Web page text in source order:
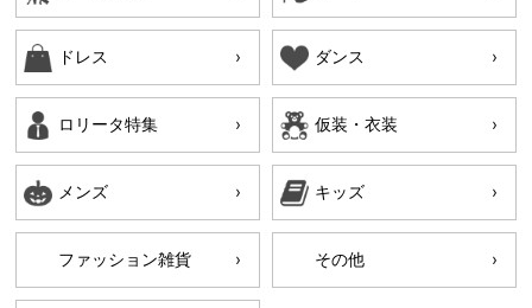
ドレス ダンス
ロリータ特集 仮装・衣装
メンズ キッズ
ファッション雑貨 その他